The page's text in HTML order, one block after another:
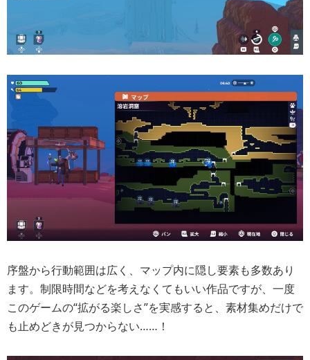
序盤から行動範囲は広く、マップ内に隠し要素も多数あり
ます。制限時間などを考えなくてもいい作品ですが、一度
このゲームの“拡がる楽しさ”を実感すると、素材集めだけで
も止めどきが見つからない……！